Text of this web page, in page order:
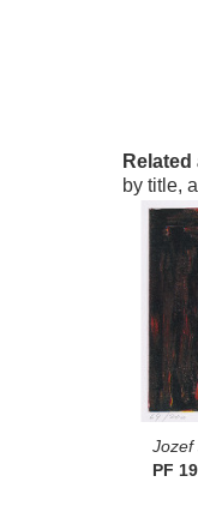
by title,
Jozef
PF